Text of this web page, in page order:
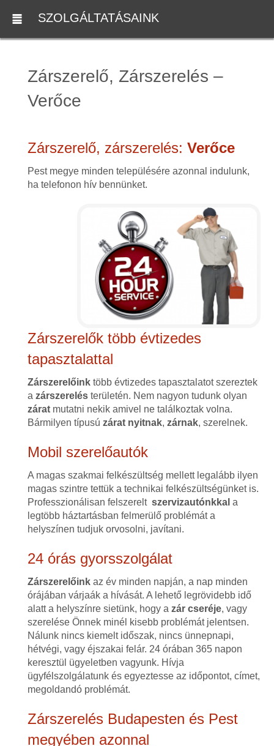
SZOLGÁLTATÁSAINK
Zárszerelő, Zárszerelés –
Verőce
Zárszerelő, zárszerelés: Verőce
Pest megye minden településére azonnal indulunk,
ha telefonon hív bennünket.
Zárszerelők több évtizedes
tapasztalattal
Zárszerelőinktöbb évtizedes tapasztalatot szereztek
a zárszerelésterületén. Nem nagyon tudunk olyan
záratmutatni nekik amivel ne találkoztak volna.
Bármilyen típusú zárat nyitnak, zárnak, szerelnek.
Mobil szerelőautók
A magas szakmai felkészültség mellett legalább ilyen
magas szintre tettük a technikai felkészültségünket is.
Professzionálisan felszerelt szervizautónkkal a
legtöbb háztartásban felmerülő problémát a
helyszínen tudjuk orvosolni, javítani.
24 órás gyorsszolgálat
Zárszerelőinkaz év minden napján, a nap minden
órájában várjaák a hívását. A lehető legrövidebb idő
alatt a helyszínre sietünk, hogy a zár cseréje, vagy
szerelése Önnek minél kisebb problémát jelentsen.
Nálunk nincs kiemelt időszak, nincs ünnepnapi,
hétvégi, vagy éjszakai felár. 24 órában 365 napon
keresztül ügyeletben vagyunk. Hívja
ügyfélszolgálatunk és egyeztesse az időpontot, címet,
megoldandó problémát.
Zárszerelés Budapesten és Pest
megyében azonnal